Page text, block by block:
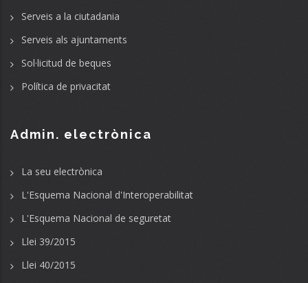
Serveis a la ciutadania
Serveis als ajuntaments
Sol·licitud de beques
Política de privacitat
Admin. electrònica
La seu electrònica
L'Esquema Nacional d'Interoperabilitat
L'Esquema Nacional de seguretat
Llei 39/2015
Llei 40/2015